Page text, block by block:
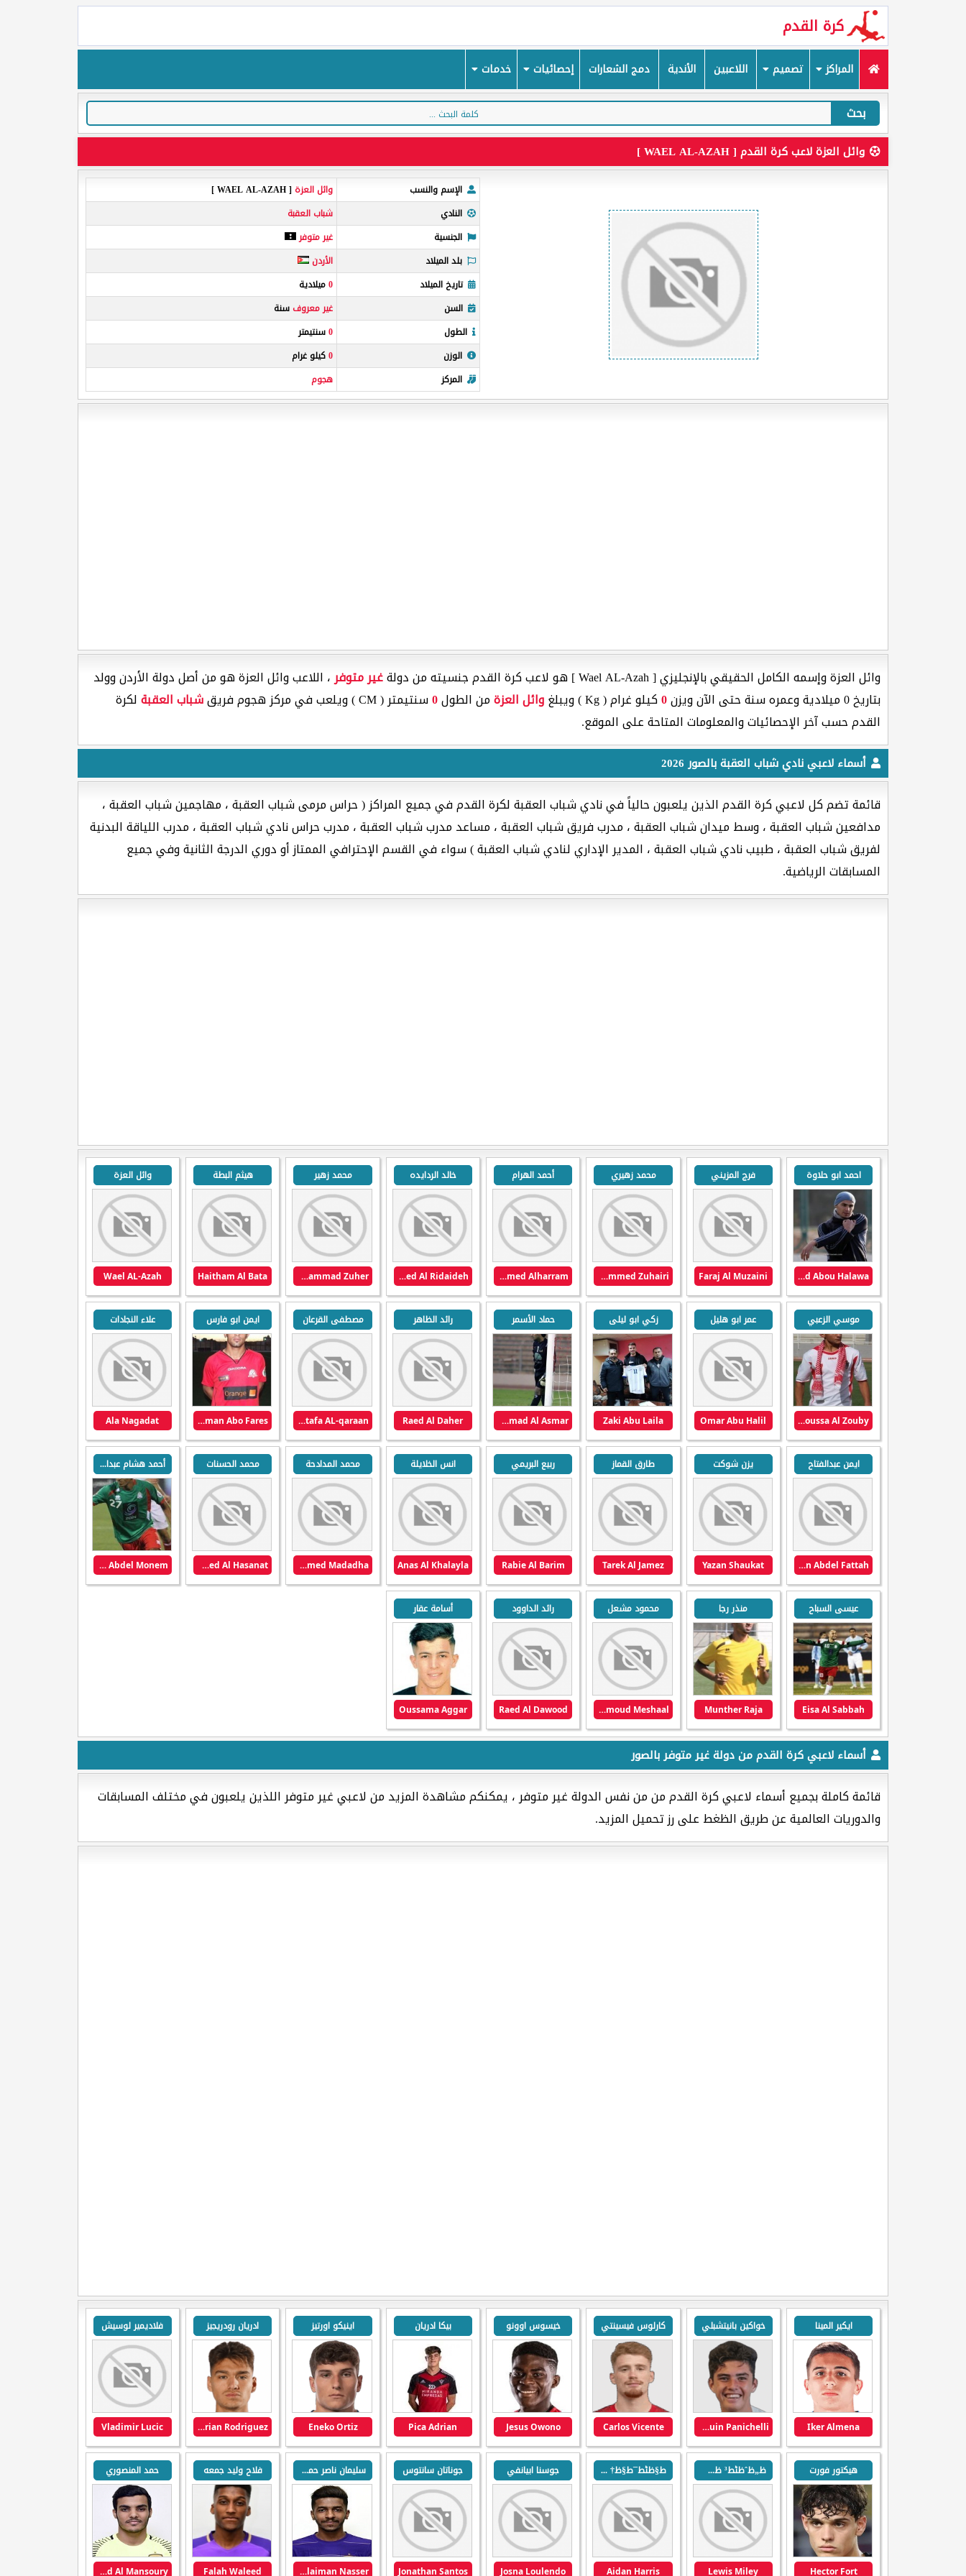
كرة القدم
المراكز تصميم اللاعبين الأندية دمج الشعارات إحصائيات خدمات
بحث
وائل العزة لاعب كرة القدم [ WAEL AL-AZAH ]
الإسم والنسب وائل العزة [ WAEL AL-AZAH ]
النادي
شباب العقبة
الجنسية
غير متوفر
بلد الميلاد
الأردن
تاريخ الميلاد
0ميلادية
السن
غير معروف سنة
الطول
0سنتيمتر
الوزن
0كيلو غرام
المركز
هجوم
وائل العزة وإسمه الكامل الحقيقي بالإنجليزي [ Wael AL-Azah ] هو لاعب كرة القدم جنسيته من دولة غير متوفر، اللاعب وائل العزة هو من أصل دولة الأردن وولد
بتاريخ 0 ميلادية وعمره
سنة حتى الآن ويزن0كيلو غرام ( Kg ) ويبلغ وائل العزةمن الطول0سنتيمتر ( CM ) ويلعب في مركز هجوم فريق شباب العقبةلكرة
القدم حسب آخر الإحصائيات والمعلومات المتاحة على الموقع.
أسماء لاعبي نادي شباب العقبة بالصور 2026
قائمة تضم كل لاعبي كرة القدم الذين يلعبون حالياً في نادي شباب العقبة لكرة القدم في جميع المراكز ( حراس مرمى شباب العقبة ، مهاجمين شباب العقبة ،
مدافعين شباب العقبة ، وسط ميدان شباب العقبة ، مدرب فريق شباب العقبة ، مساعد مدرب شباب العقبة ، مدرب حراس نادي شباب العقبة ، مدرب اللياقة البدنية
لفريق شباب العقبة ، طبيب نادي شباب العقبة ، المدير الإداري لنادي شباب العقبة ) سواء في القسم الإحترافي الممتاز أو دوري الدرجة الثانية وفي جميع
المسابقات الرياضية.
احمد ابو حلاوة
Ahmed Abou Halawa
فرج المزيني
Faraj Al Muzaini
محمد زهيري
Muhammed Zuhairi
أحمد الهرام
Ahmed Alharram
خالد الردايده
Khaled Al Ridaideh
محمد زهير
Mohammad Zuher
هيثم البطة
Haitham Al Bata
وائل العزة
Wael AL-Azah
موسي الزعبي
Moussa Al Zouby
عمر ابو هليل
Omar Abu Halil
زكي ابو ليلى
Zaki Abu Laila
حماد الأسمر
Hammad Al Asmar
رائد الظاهر
Raed Al Daher
مصطفى القرعان
Mustafa AL-qaraan
ايمن ابو فارس
Ayman Abo Fares
علاء النجادات
Ala Nagadat
ايمن عبدالفتاح
Ayman Abdel Fattah
يزن شوكت
Yazan Shaukat
طارق القماز
Tarek Al Jamez
ربيع البريمي
Rabie Al Barim
انس الخلايلة
Anas Al Khalayla
محمد المدادحة
Mohammed Madadha
محمد الحسنات
Mohamed Al Hasanat
أحمد هشام عبدالمنعم
Ahmed Hisham Abdel Monem
عيسى السباح
Eisa Al Sabbah
منذر رجا
Munther Raja
محمود مشعل
Mahmoud Meshaal
رائد الداوود
Raed Al Dawood
أسامة عقار
Oussama Aggar
أسماء لاعبي كرة القدم من دولة غير متوفر بالصور
قائمة كاملة بجميع أسماء لاعبي كرة القدم من من نفس الدولة غير متوفر ، يمكنكم مشاهدة المزيد من لاعبي غير متوفر اللذين يلعبون في مختلف المسابقات
والدوريات العالمية عن طريق الظغط على رز تحميل المزيد.
ايكير المينا
Iker Almena
خواكين بانيتشبلي
Joaquin Panichelli
كارلوس فيسينتي
Carlos Vicente
خيسوس اوونو
Jesus Owono
بيكا ادريان
Pica Adrian
اينيكو اورتيز
Eneko Ortiz
ادريان رودريجيز
Adrian Rodriguez
فلاديمير لوسيش
Vladimir Lucic
هيكتور فورت
Hector Fort
ظ„ظˆظٹط³ ظ…ط§ظٹظ„ظٹ
Lewis Miley
ط§ظٹط¯ط§ظ† ظ‡ط§ط±ظٹط³
Aidan Harris
جوسنا ابيانفي
Josna Loulendo
جوناتان سانتوس
Jonathan Santos
سليمان ناصر حمد حمود العامري
Sulaiman Nasser
فلاح وليد جمعه
Falah Waleed
حمد المنصوري
Hamad Al Mansoury